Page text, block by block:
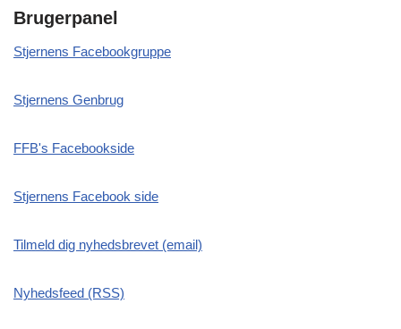
Brugerpanel
Stjernens Facebookgruppe
Stjernens Genbrug
FFB's Facebookside
Stjernens Facebook side
Tilmeld dig nyhedsbrevet (email)
Nyhedsfeed (RSS)